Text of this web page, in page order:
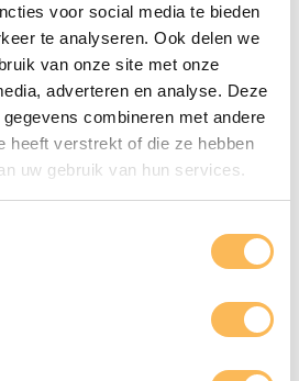
voor social media te bieden
te analyseren. Ook delen we
van onze site met onze
adverteren en analyse. Deze
combineren met andere
heeft verstrekt of die ze hebben
uw gebruik van hun services.